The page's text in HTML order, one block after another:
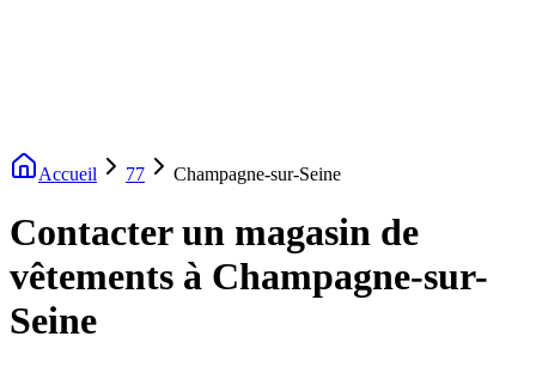
Accueil 77 Champagne-sur-Seine
Contacter un magasin de
vêtements à Champagne-sur-
Seine